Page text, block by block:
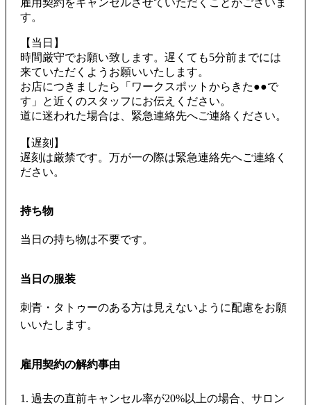
す。
【当日】
時間厳守でお願い致します。遅くても5分前までには
来ていただくようお願いいたします。
お店につきましたら「ワークスポットからきた●●で
す」と近くのスタッフにお伝えください。
道に迷われた場合は、緊急連絡先へご連絡ください。
【遅刻】
遅刻は厳禁です。万が一の際は緊急連絡先へご連絡く
ださい。
持ち物
当日の持ち物は不要です。
当日の服装
刺青・タトゥーのある方は見えないように配慮をお願
いいたします。
雇用契約の解約事由
1. 過去の直前キャンセル率が20%以上の場合、サロン